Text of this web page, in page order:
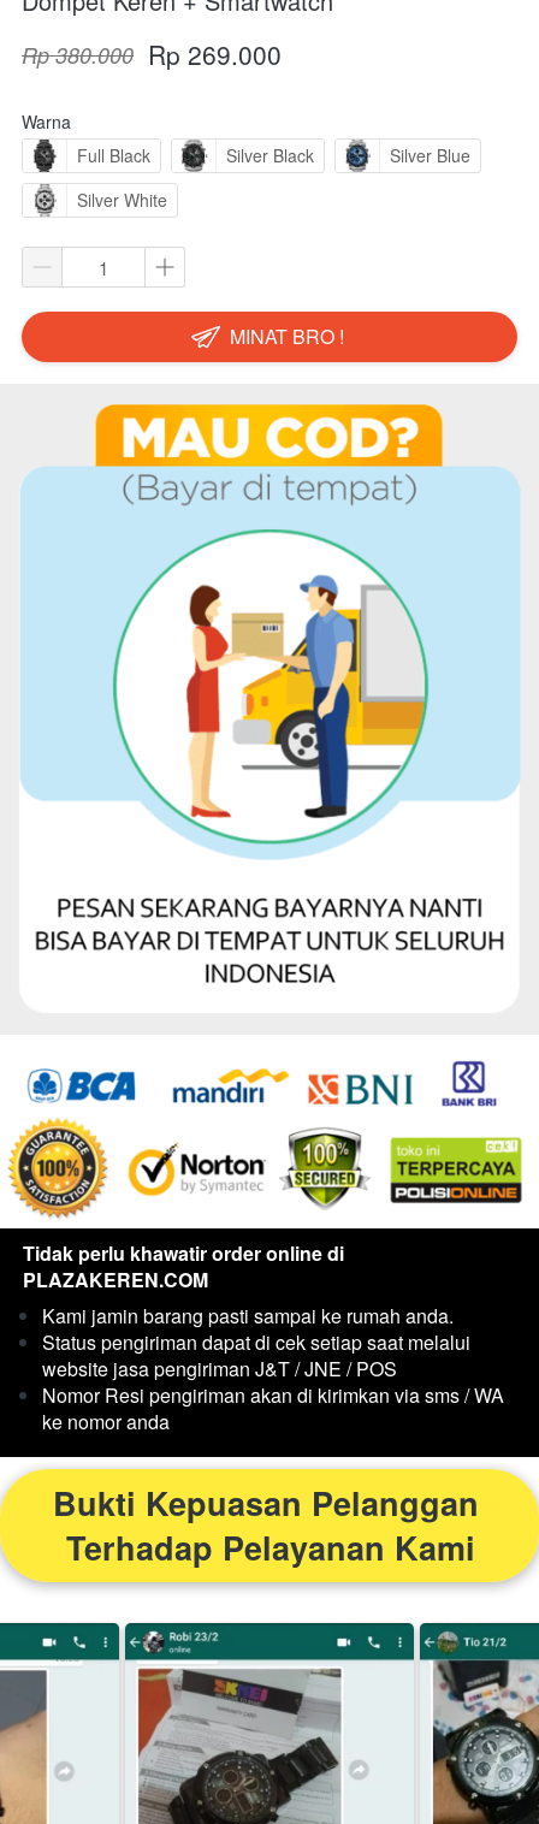
Rp 380.000 Rp 269.000
Warna
Full Black
Silver Black
Silver Blue
Silver White
` MINAT BRO !
Tidak perlu khawatir order online di
PLAZAKEREN.COM
Kami jamin barang pasti sampai ke rumah anda.
Status pengiriman dapat di cek setiap saat melalui
website jasa pengiriman J&T / JNE / POS
Nomor Resi pengiriman akan di kirimkan via sms / WA
ke nomor anda
Bukti Kepuasan Pelanggan
Terhadap Pelayanan Kami